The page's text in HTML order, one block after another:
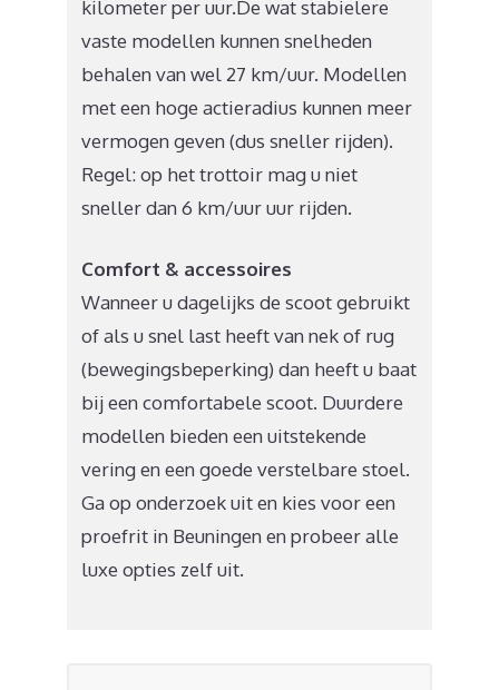
kilometer per uur.De wat stabielere
vaste modellen kunnen snelheden
behalen van wel 27 km/uur. Modellen
met een hoge actieradius kunnen meer
vermogen geven (dus sneller rijden).
Regel: op het trottoir mag u niet
sneller dan 6 km/uur uur rijden.
Comfort & accessoires
Wanneer u dagelijks de scoot gebruikt
of als u snel last heeft van nek of rug
(bewegingsbeperking) dan heeft u baat
bij een comfortabele scoot. Duurdere
modellen bieden een uitstekende
vering en een goede verstelbare stoel.
Ga op onderzoek uit en kies voor een
proefrit in Beuningen en probeer alle
luxe opties zelf uit.